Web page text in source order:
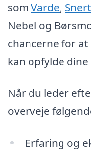
som Varde,
Nebel og
chancerne for
kan opfylde dine
Når du leder
overveje
Erfaring og